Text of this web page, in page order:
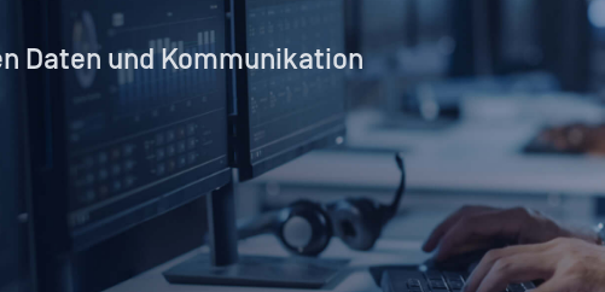
Daten und Kommunikation